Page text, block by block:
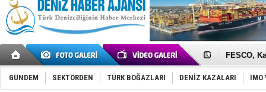
Tersane
FESCO,
DESE,
35 milyon
GÜNDEM SEKTÖRDEN TÜRK BOĞAZLARI DENİZ KAZALARI IMO